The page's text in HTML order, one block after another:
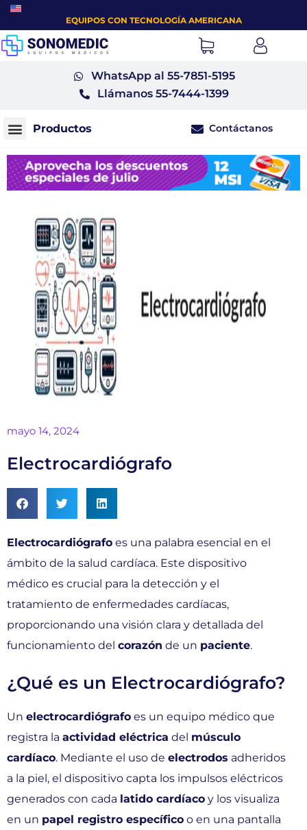
EQUIPOS CON TECNOLOGÍA AMERICANA
WhatsApp al 55-7851-5195
Llámanos 55-7444-1399
Contáctanos
mayo 14, 2024
Electrocardiógrafo
Electrocardiógrafo es una palabra esencial en el
ámbito de la salud cardíaca. Este dispositivo
médico es crucial para la detección y el
tratamiento de enfermedades cardíacas,
proporcionando una visión clara y detallada del
funcionamiento del corazón de un paciente.
¿Qué es un Electrocardiógrafo?
Un electrocardiógrafo es un equipo médico que
registra la actividad eléctrica del músculo
cardíaco. Mediante el uso de electrodos adheridos
a la piel, el dispositivo capta los impulsos eléctricos
generados con cada latido cardíaco y los visualiza
en un papel registro específico o en una pantalla